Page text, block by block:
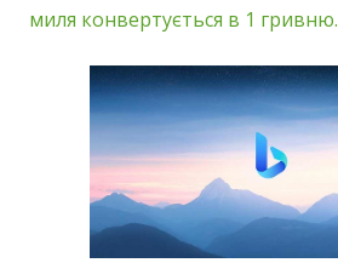
миля конвертується в 1 гривню.